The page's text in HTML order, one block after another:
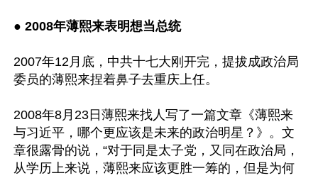
● 2008年薄熙来表明想当总统
2007年12月底，中共十七大刚开完，提拔成政治局
委员的薄熙来捏着鼻子去重庆上任。
2008年8月23日薄熙来找人写了一篇文章《薄熙来
与习近平，哪个更应该是未来的政治明星？》。文
章很露骨的说，“对于同是太子党，又同在政治局，
从学历上来说，薄熙来应该更胜一筹的，但是为何